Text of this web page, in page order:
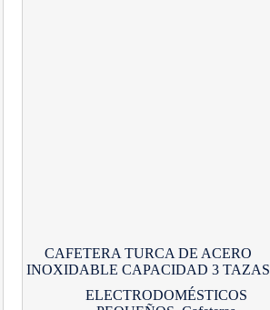
CAFETERA TURCA DE ACERO
INOXIDABLE CAPACIDAD 3 TAZAS
ELECTRODOMÉSTICOS